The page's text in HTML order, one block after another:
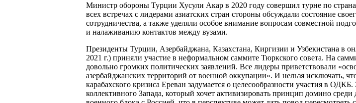
Министр обороны Турции Хусули Акар в 2020 году совершил турне по
всех встречах с лидерами азиатских стран стороны обсуждали состояние
сотрудничества, а также уделяли особое внимание вопросам совместной
и налаживанию контактов между вузами.
Президенты Турции, Азербайджана, Казахстана, Киргизии и Узбекистана в
2021 г.) приняли участие в неформальном саммите Тюркского совета. На
довольно громких политических заявлений. Все лидеры приветствовали
азербайджанских территорий от военной оккупации». И нельзя исключать,
карабахского кризиса Ереван задумается о целесообразности участия в ОДКБ.
коллективного Запада, который хочет активизировать принцип домино среди